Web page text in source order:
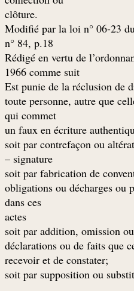
.clôture
.(2) Modifié par la loi n° 06-23
n° 84, p.18
: Rédigé en vertu de
1966 comme suit
– Est punie de la réclusion
toute personne, autre que
qui commet
1- soit par contrefaçon ou
signature –
2- soit par fabrication de
obligations ou décharges ou
dans ces
actes
3- soit par addition, omission
déclarations ou de faits que
;recevoir et de constater